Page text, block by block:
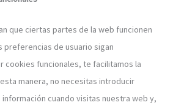
que ciertas partes de la web funcionen
de usuario sigan
cookies funcionales, te facilitamos la
manera, no necesitas introducir
cuando visitas nuestra web y,